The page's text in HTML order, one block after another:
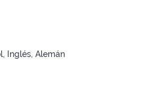
Inglés, Alemán